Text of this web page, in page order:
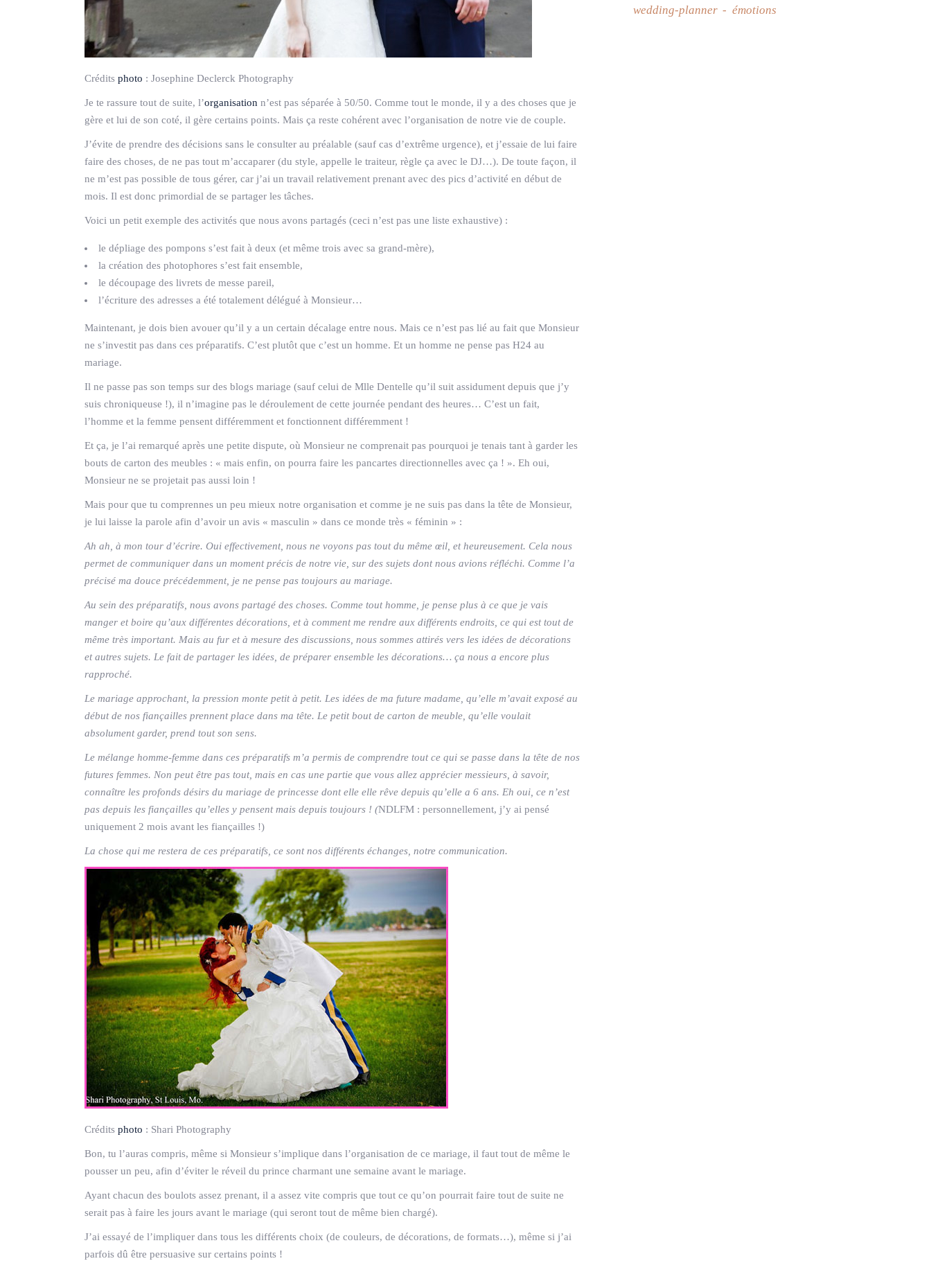
Crédits photo : Josephine Declerck Photography
Je te rassure tout de suite, l’organisation n’est pas séparée à 50/50. Comme tout le monde, il y a des choses que je
gère et lui de son coté, il gère certains points. Mais ça reste cohérent avec l’organisation de notre vie de couple.
J’évite de prendre des décisions sans le consulter au préalable (sauf cas d’extrême urgence), et j’essaie de lui faire
faire des choses, de ne pas tout m’accaparer (du style, appelle le traiteur, règle ça avec le DJ…). De toute façon, il
ne m’est pas possible de tous gérer, car j’ai un travail relativement prenant avec des pics d’activité en début de
mois. Il est donc primordial de se partager les tâches.
Voici un petit exemple des activités que nous avons partagés (ceci n’est pas une liste exhaustive) :
le dépliage des pompons s’est fait à deux (et même trois avec sa grand-mère),
la création des photophores s’est fait ensemble,
le découpage des livrets de messe pareil,
l’écriture des adresses a été totalement délégué à Monsieur…
Maintenant, je dois bien avouer qu’il y a un certain décalage entre nous. Mais ce n’est pas lié au fait que Monsieur
ne s’investit pas dans ces préparatifs. C’est plutôt que c’est un homme. Et un homme ne pense pas H24 au
mariage.
Il ne passe pas son temps sur des blogs mariage (sauf celui de Mlle Dentelle qu’il suit assidument depuis que j’y
suis chroniqueuse !), il n’imagine pas le déroulement de cette journée pendant des heures… C’est un fait,
l’homme et la femme pensent différemment et fonctionnent différemment !
Et ça, je l’ai remarqué après une petite dispute, où Monsieur ne comprenait pas pourquoi je tenais tant à garder les
bouts de carton des meubles : « mais enfin, on pourra faire les pancartes directionnelles avec ça ! ». Eh oui,
Monsieur ne se projetait pas aussi loin !
Mais pour que tu comprennes un peu mieux notre organisation et comme je ne suis pas dans la tête de Monsieur,
je lui laisse la parole afin d’avoir un avis « masculin » dans ce monde très « féminin » :
Ah ah, à mon tour d’écrire. Oui effectivement, nous ne voyons pas tout du même œil, et heureusement. Cela nous
permet de communiquer dans un moment précis de notre vie, sur des sujets dont nous avions réfléchi. Comme l’a
précisé ma douce précédemment, je ne pense pas toujours au mariage.
Au sein des préparatifs, nous avons partagé des choses. Comme tout homme, je pense plus à ce que je vais
manger et boire qu’aux différentes décorations, et à comment me rendre aux différents endroits, ce qui est tout de
même très important. Mais au fur et à mesure des discussions, nous sommes attirés vers les idées de décorations
et autres sujets. Le fait de partager les idées, de préparer ensemble les décorations… ça nous a encore plus
rapproché.
Le mariage approchant, la pression monte petit à petit. Les idées de ma future madame, qu’elle m’avait exposé au
début de nos fiançailles prennent place dans ma tête. Le petit bout de carton de meuble, qu’elle voulait
absolument garder, prend tout son sens.
Le mélange homme-femme dans ces préparatifs m’a permis de comprendre tout ce qui se passe dans la tête de nos
futures femmes. Non peut être pas tout, mais en cas une partie que vous allez apprécier messieurs, à savoir,
connaître les profonds désirs du mariage de princesse dont elle elle rêve depuis qu’elle a 6 ans. Eh oui, ce n’est
pas depuis les fiançailles qu’elles y pensent mais depuis toujours ! (NDLFM : personnellement, j’y ai pensé
uniquement 2 mois avant les fiançailles !)
La chose qui me restera de ces préparatifs, ce sont nos différents échanges, notre communication.
Crédits photo : Shari Photography
Bon, tu l’auras compris, même si Monsieur s’implique dans l’organisation de ce mariage, il faut tout de même le
pousser un peu, afin d’éviter le réveil du prince charmant une semaine avant le mariage.
Ayant chacun des boulots assez prenant, il a assez vite compris que tout ce qu’on pourrait faire tout de suite ne
serait pas à faire les jours avant le mariage (qui seront tout de même bien chargé).
J’ai essayé de l’impliquer dans tous les différents choix (de couleurs, de décorations, de formats…), même si j’ai
parfois dû être persuasive sur certains points !
wedding-planner
émotions